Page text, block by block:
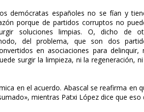
demócratas españoles no se fían y
porque de partidos corruptos no
soluciones limpias. O, dicho de
del problema, que son dos
en asociaciones para delinquir,
surgir la limpieza, ni la regeneración,
en el acuerdo. Abascal se reafirma en
mientras Patxi López dice que eso